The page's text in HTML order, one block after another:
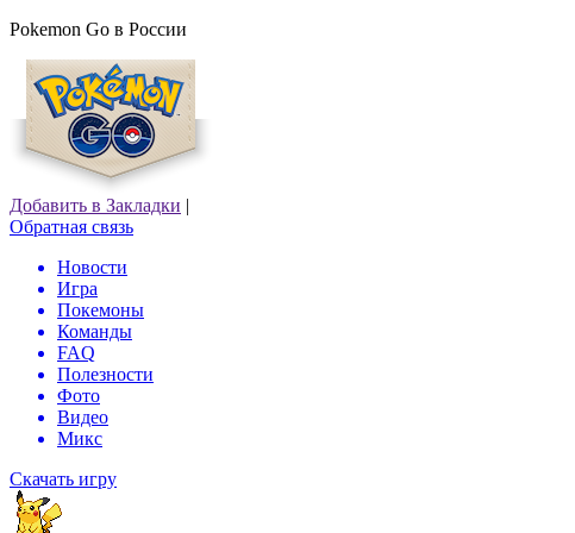
Pokemon Go в России
Добавить в Закладки |
Обратная связь
Новости
Игра
Покемоны
Команды
FAQ
Полезности
Фото
Видео
Микс
Скачать игру